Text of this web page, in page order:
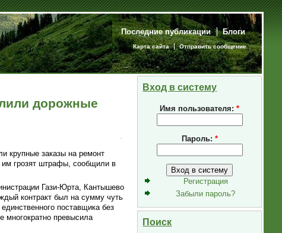
Последние публикации Блоги
Карта сайта Отправить сообщение
дорожные
крупные заказы на ремонт
им грозят штрафы, сообщили в
Гази-Юрта, Кантышево
контракт был на сумму чуть
поставщика без
многократно превысила
Вход в систему
Имя пользователя:*
Пароль: *
Регистрация
Забыли пароль?
Поиск